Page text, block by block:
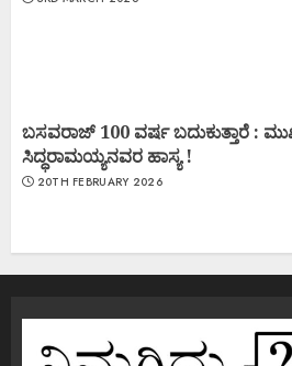
ಬಸವರಾಜ್ 100 ವರ್ಷ ಬದುಕುತ್ತಾರೆ :
ಸಿದ್ಧರಾಮಯ್ಯನವರ ಹಾಸ್ಯ !
20TH FEBRUARY 2026